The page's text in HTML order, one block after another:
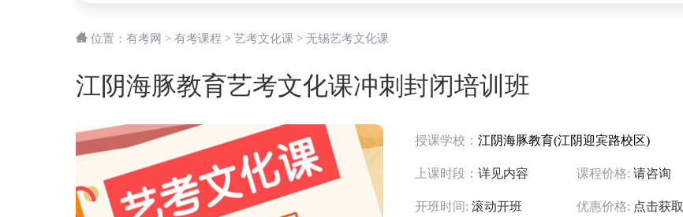
位置： 有考网 > 有考课程 > 艺考文化课 > 无锡艺考文化课
江阴海豚教育艺考文化课冲刺封闭培训班
授课学校： 江阴海豚教育(江阴迎宾路校区)
上课时段： 详见内容 课程价格: 请咨询
开班时间: 滚动开班 优惠价格: 点击获取